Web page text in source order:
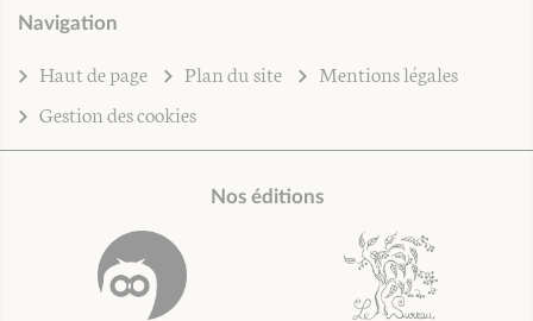
Navigation
Haut de page Plan du site
Mentions légales
Gestion des cookies
Nos éditions